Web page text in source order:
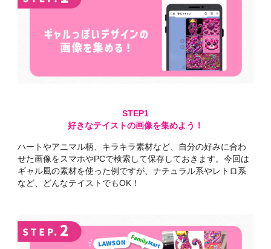
好きなテイストの画像を集めよう！
ハートやアニマル柄、キラキラ素材など、
自分の好みに合わ
せた画像をスマホやPCで検索して保存しておきます。 今回は
ギャル風の素材を使った例ですが、 ナチュラル系やレトロ系
など、
どんなテイストでもOK！